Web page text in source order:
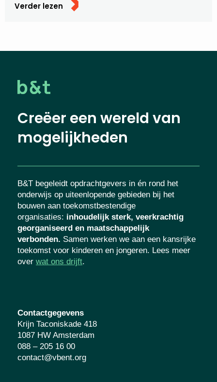
Verder lezen
Creëer een wereld van
mogelijkheden
B&T begeleidt opdrachtgevers in én rond het
onderwijs op uiteenlopende gebieden bij het
bouwen aan toekomstbestendige
organisaties: inhoudelijk sterk, veerkrachtig
georganiseerd en maatschappelijk
verbonden. Samen werken we aan een kansrijke
toekomst voor kinderen en jongeren. Lees meer
over wat ons drijft.
Contactgegevens
Krijn Taconiskade 418
1087 HW Amsterdam
088 – 205 16 00
contact@vbent.org